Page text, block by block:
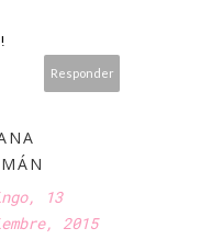
Responder
13
2015